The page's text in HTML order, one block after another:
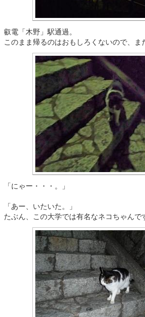
叡電「木野」駅通過。
このまま帰るのはおもしろくないので、ま
「にゃー・・・。」
「あー、いたいた。」
たぶん、この大学では有名なネコちゃんで